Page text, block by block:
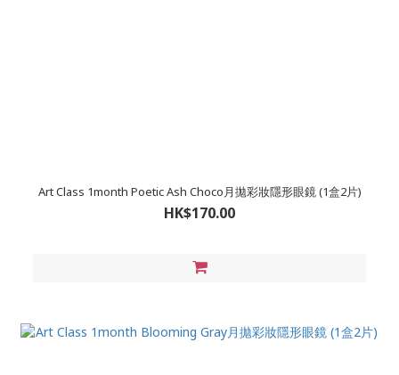
Art Class 1month Poetic Ash Choco月拋彩妝隱形眼鏡 (1盒2片)
HK$170.00